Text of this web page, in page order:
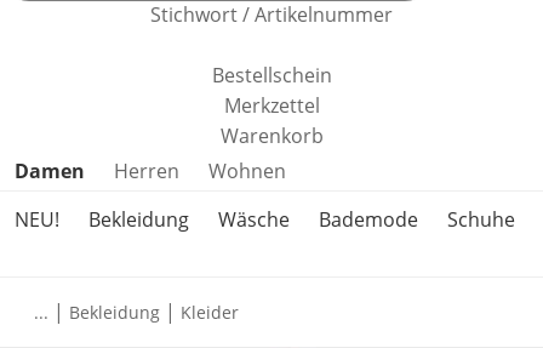
Stichwort / Artikelnummer
Bestellschein
Merkzettel
Warenkorb
Produktkategorien überspringen
Damen Herren
Wohnen
NEU!
Bekleidung Wäsche Bademode Schuhe
... | Bekleidung | Kleider